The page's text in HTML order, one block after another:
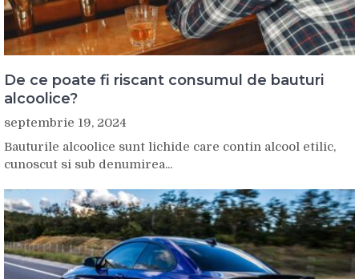
De ce poate fi riscant consumul de bauturi
alcoolice?
septembrie 19, 2024
Bauturile alcoolice sunt lichide care contin alcool etilic,
cunoscut si sub denumirea...